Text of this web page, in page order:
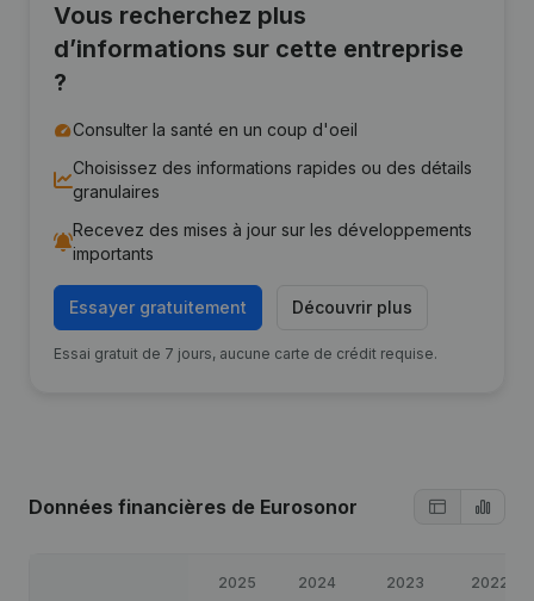
Vous recherchez plus
d’informations sur cette entreprise
?
Consulter la santé en un coup d'oeil
Choisissez des informations rapides ou des détails
granulaires
Recevez des mises à jour sur les développements
importants
Essayer gratuitement Découvrir plus
Essai gratuit de 7 jours, aucune carte de crédit requise.
Données financières de Eurosonor
2025 2024 2023 2022